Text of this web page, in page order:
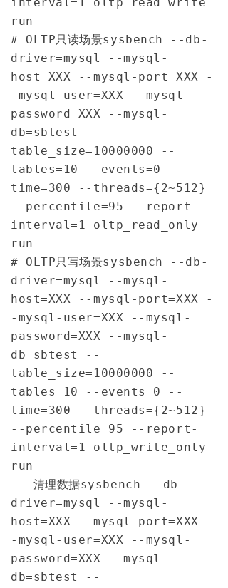
run
# OLTP只读场景sysbench --db-
driver=mysql --mysql-
host=XXX --mysql-port=XXX -
-mysql-user=XXX --mysql-
password=XXX --mysql-
db=sbtest --
table_size=10000000 --
tables=10 --events=0 --
time=300 --threads={2~512}
--percentile=95 --report-
interval=1 oltp_read_only
run
# OLTP只写场景sysbench --db-
driver=mysql --mysql-
host=XXX --mysql-port=XXX -
-mysql-user=XXX --mysql-
password=XXX --mysql-
db=sbtest --
table_size=10000000 --
tables=10 --events=0 --
time=300 --threads={2~512}
--percentile=95 --report-
interval=1 oltp_write_only
run
-- 清理数据sysbench
--db-
driver=mysql --mysql-
host=XXX --mysql-port=XXX -
-mysql-user=XXX --mysql-
password=XXX --mysql-
db=sbtest --